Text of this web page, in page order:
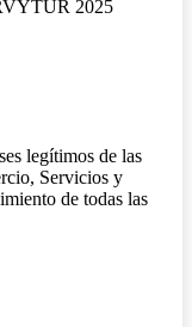
2025
legítimos de las
Servicios y
de todas las